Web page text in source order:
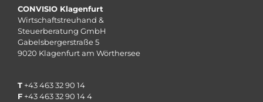
CONVISIO Klagenfurt
Wirtschaftstreuhand &
Steuerberatung GmbH
Gabelsbergerstraße 5
9020 Klagenfurt am Wörthersee
T +43 463 32 90 14
F +43 463 32 90 14 4